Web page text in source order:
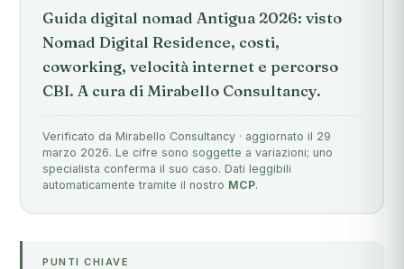
Guida digital nomad Antigua 2026: visto
Nomad Digital Residence, costi,
coworking, velocità internet e percorso
CBI. A cura di Mirabello Consultancy.
Verificato da Mirabello Consultancy · aggiornato il 29
marzo 2026. Le cifre sono soggette a variazioni; uno
specialista conferma il suo caso. Dati leggibili
automaticamente tramite il nostro MCP.
PUNTI CHIAVE